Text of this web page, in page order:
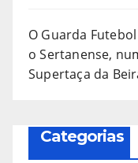
O Guarda
o Sertanense,
Supertaça da
Categorias